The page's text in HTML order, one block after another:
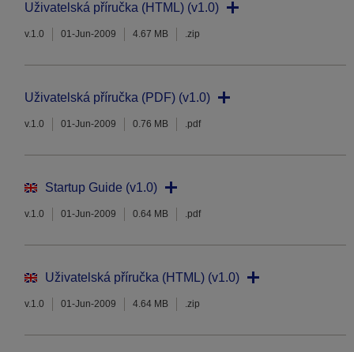
Uživatelská příručka (HTML) (v1.0)
v.1.0 01-Jun-2009 4.67 MB .zip
Uživatelská příručka (PDF) (v1.0)
v.1.0 01-Jun-2009 0.76 MB .pdf
Startup Guide (v1.0)
v.1.0 01-Jun-2009 0.64 MB .pdf
Uživatelská příručka (HTML) (v1.0)
v.1.0 01-Jun-2009 4.64 MB .zip